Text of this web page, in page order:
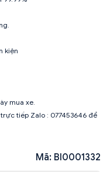
kiện
mua xe.
tiếp Zalo : 077453646 để
Mã: BI0001332